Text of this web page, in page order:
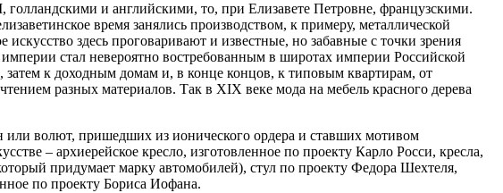
и английскими, то, при Елизавете Петровне, французскими.
время занялись производством, к примеру, металлической
здесь проговаривают и известные, но забавные с точки зрения
стал невероятно востребованным в широтах империи Российской
к доходным домам и, в конце концов, к типовым квартирам, от
разных материалов. Так в XIX веке мода на мебель красного дерева
или волют, пришедших из ионического ордера и ставших мотивом
– архиерейское кресло, изготовленное по проекту Карло Росси, кресла,
придумает марку автомобилей), стул по проекту Федора Шехтеля,
по проекту Бориса Иофана.